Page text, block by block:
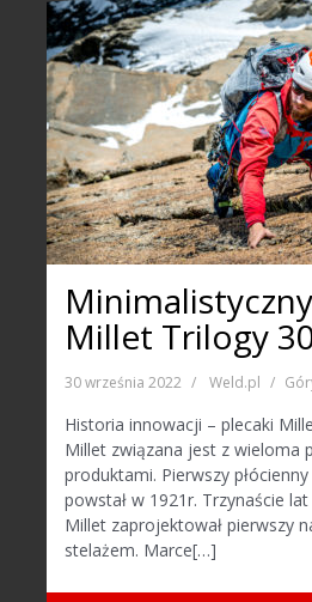
Millet Trilogy
30 września 2022 Weld.pl
Historia innowacji – plecaki
Millet związana jest z wieloma
produktami. Pierwszy
powstał w 1921r. Trzynaście
Millet zaprojektował pierwszy
stelażem. Marce[…]